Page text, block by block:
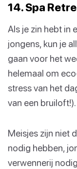
14. Spa
Als je zin hebt in
jongens, kun je
gaan voor het
helemaal om
stress van het
van een bruiloft!).
Meisjes zijn niet
nodig hebben,
verwennerij